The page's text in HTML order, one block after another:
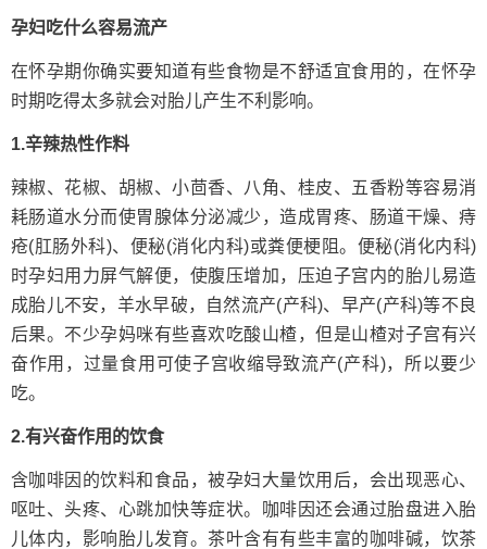
孕妇吃什么容易流产
在怀孕期你确实要知道有些食物是不舒适宜食用的，在怀孕
时期吃得太多就会对胎儿产生不利影响。
1.辛辣热性作料
辣椒、花椒、胡椒、小茴香、八角、桂皮、五香粉等容易消
耗肠道水分而使胃腺体分泌减少，造成胃疼、肠道干燥、痔
疮(肛肠外科)、便秘(消化内科)或粪便梗阻。便秘(消化内科)
时孕妇用力屏气解便，使腹压增加，压迫子宫内的胎儿易造
成胎儿不安，羊水早破，自然流产(产科)、早产(产科)等不良
后果。不少孕妈咪有些喜欢吃酸山楂，但是山楂对子宫有兴
奋作用，过量食用可使子宫收缩导致流产(产科)，所以要少
吃。
2.有兴奋作用的饮食
含咖啡因的饮料和食品，被孕妇大量饮用后，会出现恶心、
呕吐、头疼、心跳加快等症状。咖啡因还会通过胎盘进入胎
儿体内，影响胎儿发育。茶叶含有有些丰富的咖啡碱，饮茶